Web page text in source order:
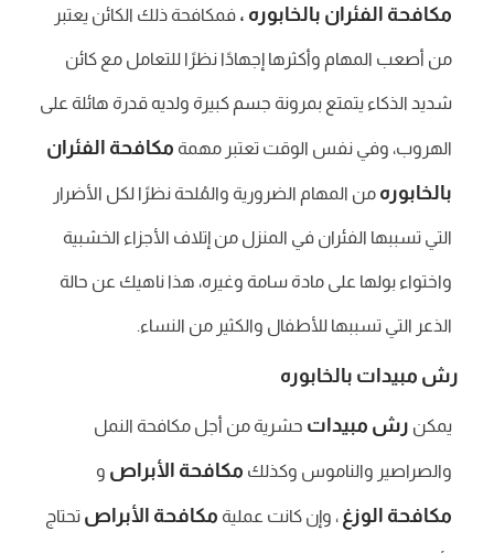
مكافحة الفئران بالخابوره ، فمكافحة ذلك الكائن يعتبر
من أصعب المهام وأكثرها إجهادًا نظرًا للتعامل مع كائن
شديد الذكاء يتمتع بمرونة جسم كبيرة ولديه قدرة هائلة على
الهروب، وفي نفس الوقت تعتبر مهمة مكافحة الفئران
بالخابوره من المهام الضرورية والمُلحة نظرًا لكل الأضرار
التي تسببها الفئران في المنزل من إتلاف الأجزاء الخشبية
واختواء بولها على مادة سامة وغيره، هذا ناهيك عن حالة
الذعر التي تسببها للأطفال والكثير من النساء.
رش مبيدات بالخابوره
يمكن رش مبيدات حشرية من أجل مكافحة النمل
والصراصير والناموس وكذلك مكافحة الأبراص و
مكافحة الوزغ ، وإن كانت عملية مكافحة الأبراص تحتاج